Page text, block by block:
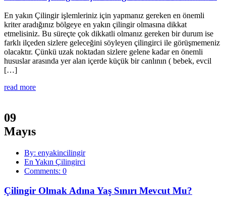
En yakın Çilingir işlemleriniz için yapmanız gereken en önemli
kriter aradığınız bölgeye en yakın çilingir olmasına dikkat
etmelisiniz. Bu süreçte çok dikkatli olmanız gereken bir durum ise
farklı ilçeden sizlere geleceğini söyleyen çilingirci ile görüşmemeniz
olacaktır. Çünkü uzak noktadan sizlere gelene kadar en önemli
hususlar arasında yer alan içerde küçük bir canlının ( bebek, evcil
[…]
read more
09
Mayıs
By: enyakincilingir
En Yakın Çilingirci
Comments: 0
Çilingir Olmak Adına Yaş Sınırı Mevcut Mu?